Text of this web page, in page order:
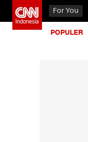
For You
POPULER